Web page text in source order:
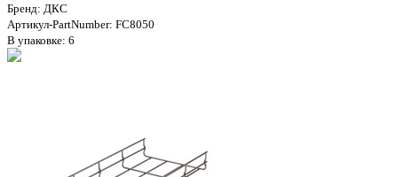
Бренд: ДКС
Артикул-PartNumber: FC8050
В упаковке: 6